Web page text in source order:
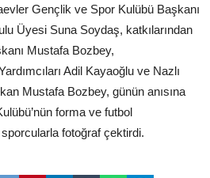
Gençlik ve Spor Kulübü Başkanı
Üyesi Suna Soydaş, katkılarından
Mustafa Bozbey,
Adil Kayaoğlu ve Nazlı
Mustafa Bozbey, günün anısına
forma ve futbol
fotoğraf çektirdi.